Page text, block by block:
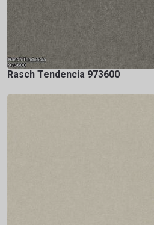
Rasch Tendencia 973600